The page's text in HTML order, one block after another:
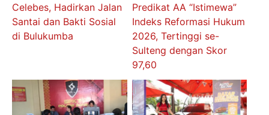
Celebes, Hadirkan Jalan
Santai dan Bakti Sosial
di Bulukumba
Predikat AA “Istimewa”
Indeks Reformasi Hukum
2026, Tertinggi se-
Sulteng dengan Skor
97,60